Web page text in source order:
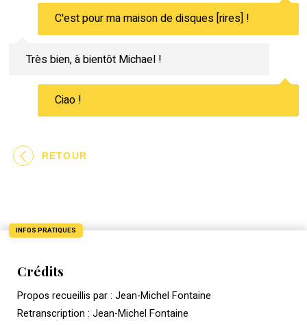
C'est pour ma maison de disques [rires] !
Très bien, à bientôt Michael !
Ciao !
RETOUR
INFOS PRATIQUES
Crédits
Propos recueillis par : Jean-Michel Fontaine
Retranscription : Jean-Michel Fontaine